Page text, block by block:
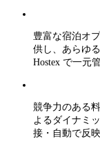
豊富な宿泊オ
供し、あらゆ
Hostex で一元
競争力のある
よるダイナミ
接・自動で反